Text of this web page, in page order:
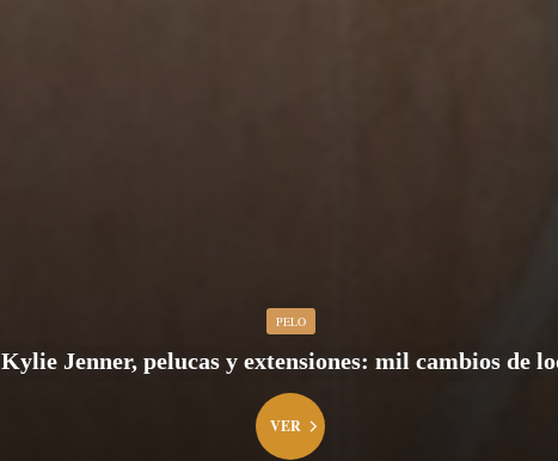
PELO
Kylie Jenner, pelucas y extensiones: mil cambios de
VER